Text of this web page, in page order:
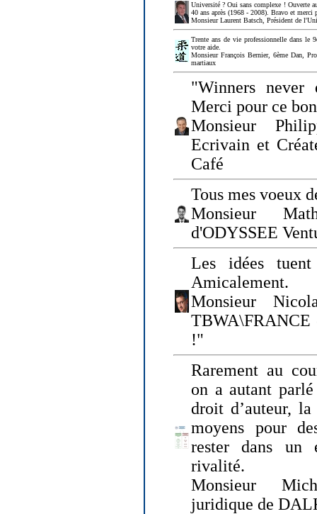
Université ? Oui sans complexe ! Ouverte
40 ans après (1968 - 2008). Bravo et merci
Monsieur Laurent Batsch, Président de
Trente ans de vie professionnelle dans le
votre aide.
Monsieur François Bernier, 6ème Dan,
martiaux
"Winners
Merci pour ce
Monsieur
Ecrivain et
Café
Tous mes voeux
Monsieur
d'ODYSSEE
Les idées
Amicalement.
Monsieur
TBWA\FRANCE
!"
Rarement au
on a autant
droit d’auteur,
moyens pour
rester dans un
rivalité.
Monsieur
juridique de